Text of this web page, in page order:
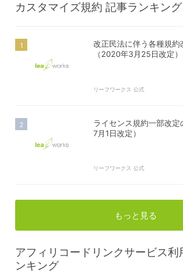
カスタマイズ規約 記事ランキング
改正民法に伴う各種規約
（2020年3月25日改定）
リーフワークス 公式
ライセンス規約一部改
7月1日改定）
リーフワークス 公式
もっと見る
アフィリコードリンクサービス利
ンキング